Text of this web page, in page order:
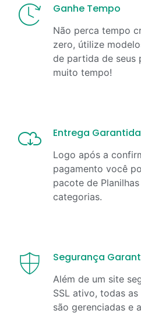
Ganhe Tempo
Não perca tempo
zero, útilize
de partida de seus
muito tempo!
Entrega Garantida
Logo após a
pagamento você
pacote de
categorias.
Segurança
Além de um site
SSL ativo, todas
são gerenciadas e